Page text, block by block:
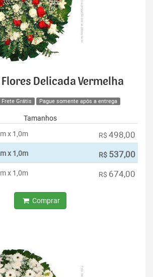
Delicada Vermelha
Frete Grátis Pague somente após a entrega
Tamanhos
x 1,0m
R$ 498,00
x 1,0m R$ 537,00
x 1,0m R$ 674,00
Comprar